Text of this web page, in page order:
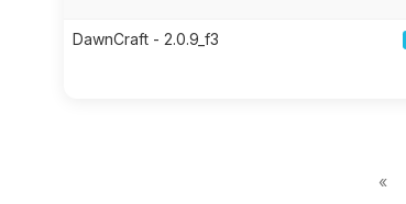
DawnCraft - 2.0.9_f3
«